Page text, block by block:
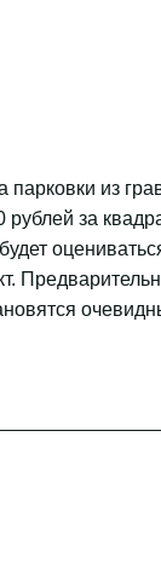
парковки из
рублей за